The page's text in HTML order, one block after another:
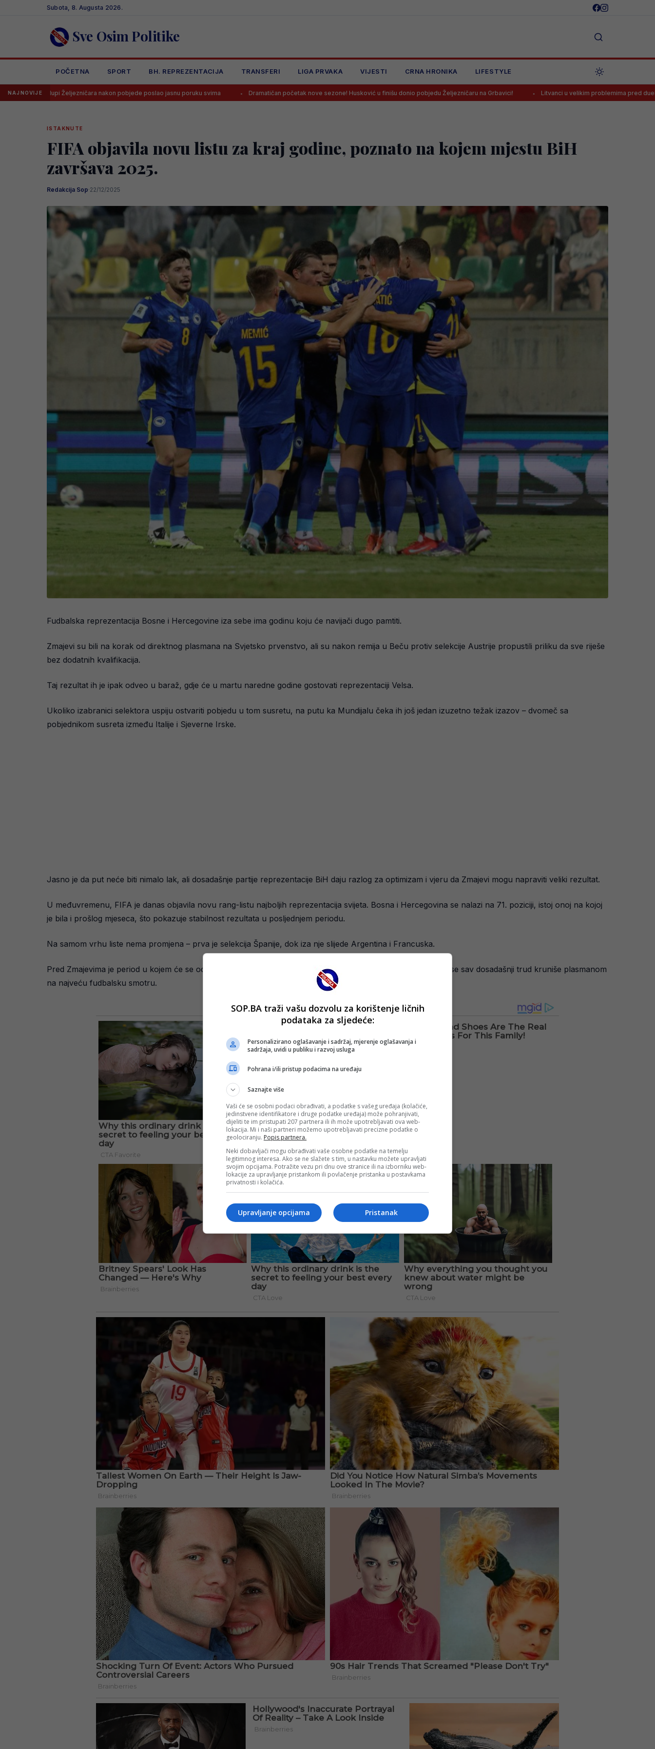
Subota, 8. Augusta 2026.
Sve Osim Politike
POČETNA SPORT BH. REPREZENTACIJA TRANSFERI LIGA PRVAKA VIJESTI CRNA HRONIKA LIFESTYLE
NAJNOVIJE
Željezničara nakon pobjede poslao jasnu poruku svima Dramatičan početak nove sezone! Husković u finišu donio pobjedu Željezničaru na Grbavici! Litvanci u velikim problemima pred duel protiv BiH
ISTAKNUTE
FIFA objavila novu listu za kraj godine, poznato na kojem mjestu BiH
završava 2025.
Redakcija Sop·22/12/2025
Fudbalska reprezentacija Bosne i Hercegovine iza sebe ima godinu koju će navijači dugo pamtiti.
Zmajevi su bili na korak od direktnog plasmana na Svjetsko prvenstvo, ali su nakon remija u Beču protiv selekcije Austrije propustili priliku da sve riješe
bez dodatnih kvalifikacija.
Taj rezultat ih je ipak odveo u baraž, gdje će u martu naredne godine gostovati reprezentaciji Velsa.
Ukoliko izabranici selektora uspiju ostvariti pobjedu u tom susretu, na putu ka Mundijalu čeka ih još jedan izuzetno težak izazov – dvomeč sa
pobjednikom susreta između Italije i Sjeverne Irske.
Jasno je da put neće biti nimalo lak, ali dosadašnje partije reprezentacije BiH daju razlog za optimizam i vjeru da Zmajevi mogu napraviti veliki rezultat.
U međuvremenu, FIFA je danas objavila novu rang-listu najboljih reprezentacija svijeta. Bosna i Hercegovina se nalazi na 71. poziciji, istoj onoj na kojoj
je bila i prošlog mjeseca, što pokazuje stabilnost rezultata u posljednjem periodu.
Na samom vrhu liste nema promjena – prva je selekcija Španije, dok iza nje slijede Argentina i Francuska.
Pred Zmajevima je period u kojem će se odlučivati o sudbini ove generacije, a baraž susreti donose priliku da se sav dosadašnji trud kruniše plasmanom
na najveću fudbalsku smotru.
SOP.BA traži vašu dozvolu za korištenje ličnih
podataka za sljedeće:
Personalizirano oglašavanje i sadržaj, mjerenje oglašavanja i
sadržaja, uvidi u publiku i razvoj usluga
Pohrana i/ili pristup podacima na uređaju
Saznajte više
Vaši će se osobni podaci obrađivati, a podatke s vašeg uređaja (kolačiće,
jedinstvene identifikatore i druge podatke uređaja) može pohranjivati,
dijeliti te im pristupati 207 partnera ili ih može upotrebljavati ova web-
lokacija. Mi i naši partneri možemo upotrebljavati precizne podatke o
geolociranju. Popis partnera.
Neki dobavljači mogu obrađivati vaše osobne podatke na temelju
legitimnog interesa. Ako se ne slažete s tim, u nastavku možete upravljati
svojim opcijama. Potražite vezu pri dnu ove stranice ili na izborniku web-
lokacije za upravljanje pristankom ili povlačenje pristanka u postavkama
privatnosti i kolačića.
Pristanak
Upravljanje opcijama